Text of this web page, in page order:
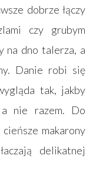
dobrze łączy
czy grubym
na dno talerza, a
Danie robi się
tak, jakby
a nie razem. Do
makarony
delikatnej